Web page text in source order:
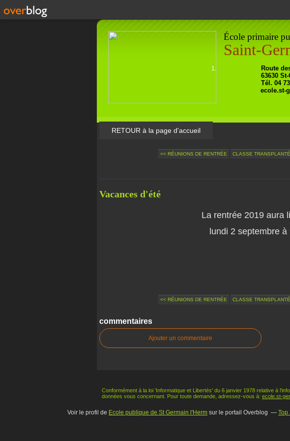
École primaire
Saint-
Route
63630 St-
Tél. 04 73 72
ecole.st-
RETOUR à la page d'accueil
<< RÉUNIONS DE RENTRÉE CLASSE
Vacances d'été
La rentrée 2019 aura
lundi 2 septembre à
<< RÉUNIONS DE RENTRÉE CLASSE
commentaires
Ajouter un commentaire
Conformément à la loi 'Informatique et Libertés' du 6 janvier 1978 relative à
données vous concernant. Pour toute demande, adressez-vous à: ecole.st-
Voir le profil de Ecole publique de St Germain l'Herm sur le portail Overblog Top